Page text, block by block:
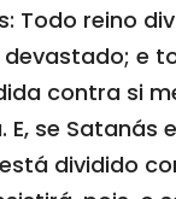
Todo reino
e
contra si
E, se Satanás
dividido